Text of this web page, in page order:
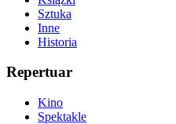
Sztuka
Inne
Historia
Repertuar
Kino
Spektakle